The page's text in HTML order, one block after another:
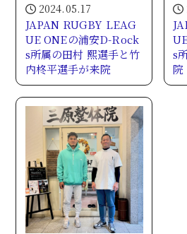
2024.05.17
JAPAN RUGBY LEAG
UE ONEの浦安D-Rock
s所属の田村 熙選手と竹
内柊平選手が来院
s
院